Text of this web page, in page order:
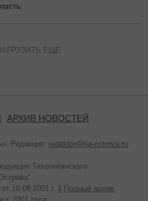
ЕЩЕ
АРХИВ НОВОСТЕЙ
Редакция: redaktor@tia-ostrova.ru
Тихоокеанского
10.08.2001 г. || Полный архив